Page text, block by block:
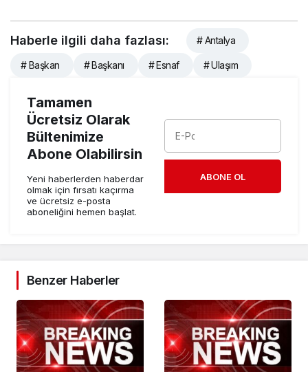
Haberle ilgili daha fazlası: # Antalya
# Başkan # Başkanı # Esnaf # Ulaşım
Tamamen
Ücretsiz Olarak
Bültenimize
Abone Olabilirsin
Yeni haberlerden haberdar
olmak için fırsatı kaçırma
ve ücretsiz e-posta
aboneliğini hemen başlat.
ABONE OL
Benzer Haberler